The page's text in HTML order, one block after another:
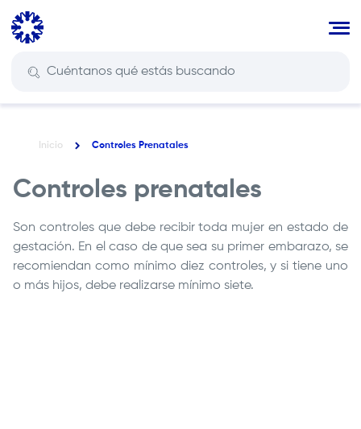
Pasar
principal
navegación
Inicio Controles Prenatales
Controles prenatales
Son controles que debe recibir toda mujer en estado de
gestación. En el caso de que sea su primer embarazo, se
recomiendan como mínimo diez controles, y si tiene uno
o más hijos, debe realizarse mínimo siete.